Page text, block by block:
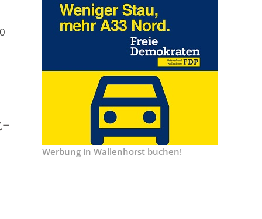
Werbung in Wallenhorst buchen!